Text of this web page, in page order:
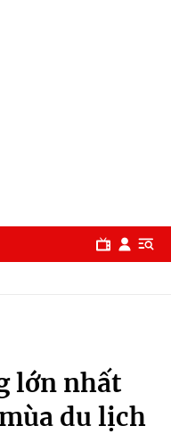
lớn nhất
du lịch